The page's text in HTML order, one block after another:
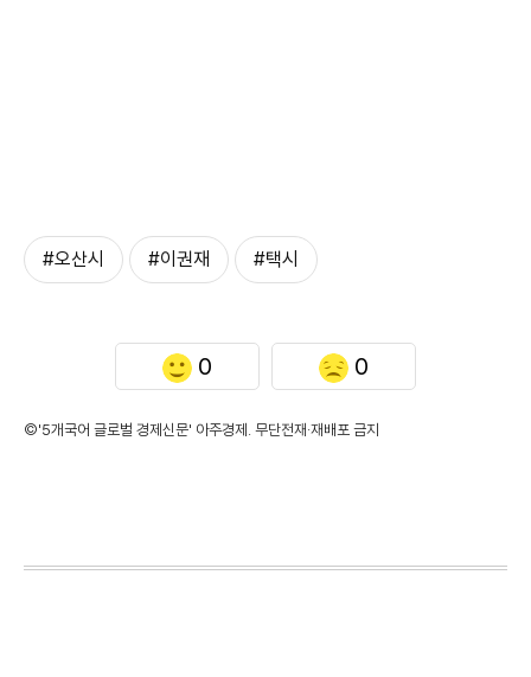
#오산시 #이권재 #택시
0 0
©'5개국어 글로벌 경제신문' 아주경제. 무단전재·재배포 금지